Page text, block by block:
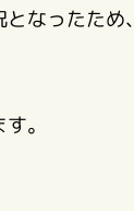
なったため
。